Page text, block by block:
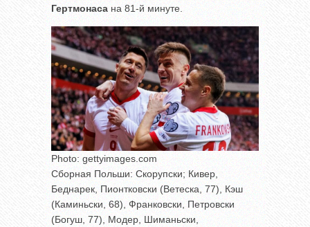
Гертмонаса на 81-й минуте.
Photo: gettyimages.com
Сборная Польши: Скорупски; Кивер,
Беднарек, Пионтковски (Ветеска, 77), Кэш
(Каминьски, 68), Франковски, Петровски
(Богуш, 77), Модер, Шиманьски,